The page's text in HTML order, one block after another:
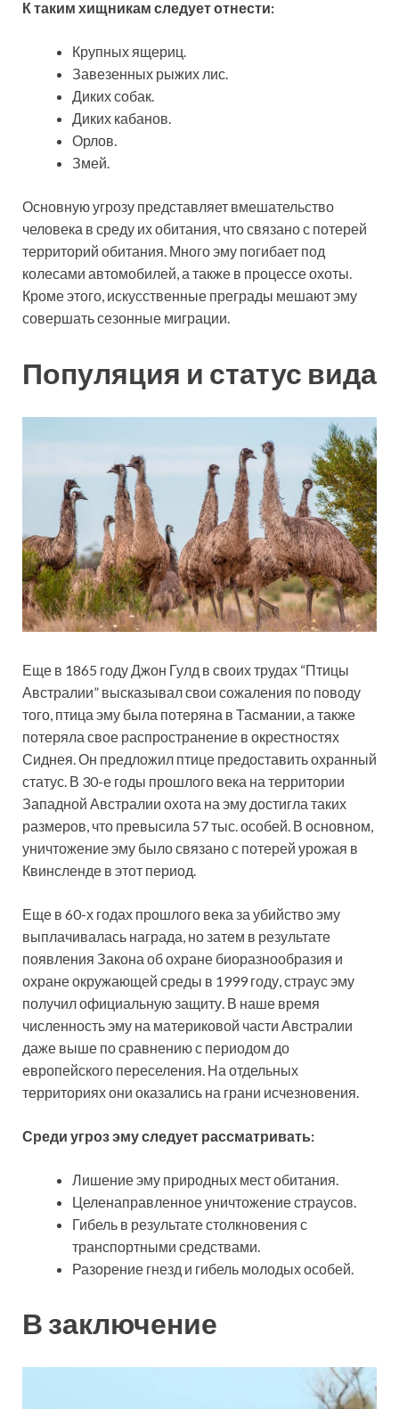
К таким хищникам следует отнести:
Крупных ящериц.
Завезенных рыжих лис.
Диких собак.
Диких кабанов.
Орлов.
Змей.
Основную угрозу представляет вмешательство
человека в среду их обитания, что связано с потерей
территорий обитания. Много эму погибает под
колесами автомобилей, а также в процессе охоты.
Кроме этого, искусственные преграды мешают эму
совершать сезонные миграции.
Популяция и статус вида
Еще в 1865 году Джон Гулд в своих трудах “Птицы
Австралии” высказывал свои сожаления по поводу
того, птица эму была потеряна в Тасмании, а также
потеряла свое распространение в окрестностях
Сиднея. Он предложил птице предоставить охранный
статус. В 30-е годы прошлого века на территории
Западной Австралии охота на эму достигла таких
размеров, что превысила 57 тыс. особей. В основном,
уничтожение эму было связано с потерей урожая в
Квинсленде в этот период.
Еще в 60-х годах прошлого века за убийство эму
выплачивалась награда, но затем в результате
появления Закона об охране биоразнообразия и
охране окружающей среды в 1999 году, страус эму
получил официальную защиту. В наше время
численность эму на материковой части Австралии
даже выше по сравнению с периодом до
европейского переселения. На отдельных
территориях они оказались на грани исчезновения.
Среди угроз эму следует рассматривать:
Лишение эму природных мест обитания.
Целенаправленное уничтожение страусов.
Гибель в результате столкновения с
транспортными средствами.
Разорение гнезд и гибель молодых особей.
В заключение